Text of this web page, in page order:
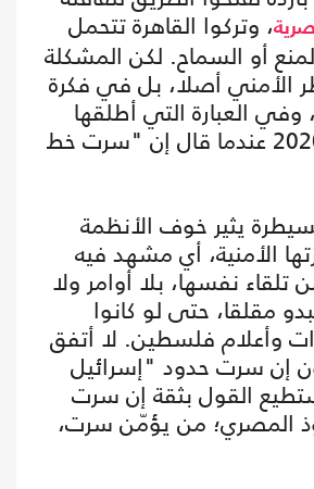
، وتركوا القاهرة تتحمل
أو السماح. لكن المشكلة
الأمني أصلا، بل في فكرة
العبارة التي أطلقها
السيسي عام 2020 عندما قال إن "سرت خط
يثير خوف الأنظمة
الأمنية، أي مشهد فيه
تلقاء نفسها، بلا أوامر ولا
مقلقا، حتى لو كانوا
وأعلام فلسطين. لا أتفق
إن سرت حدود "إسرائيل
القول بثقة إن سرت
المصري؛ من يؤمّن سرت،